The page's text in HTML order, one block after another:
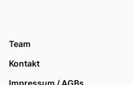
Team
Kontakt
Impressum / AGBs